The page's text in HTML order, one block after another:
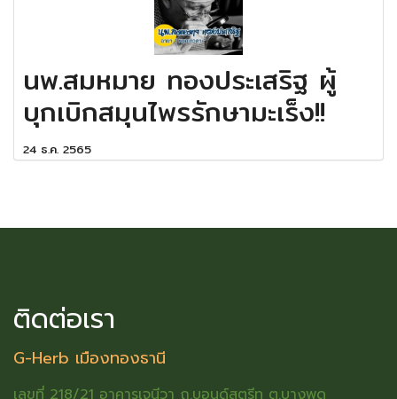
นพ.สมหมาย ทองประเสริฐ ผู้
บุกเบิกสมุนไพรรักษามะเร็ง!!
24 ธ.ค. 2565
ติดต่อเรา
G-Herb เมืองทองธานี
เลขที่ 218/21 อาคารเจนีวา ถ.บอนด์สตรีท ต.บางพูด